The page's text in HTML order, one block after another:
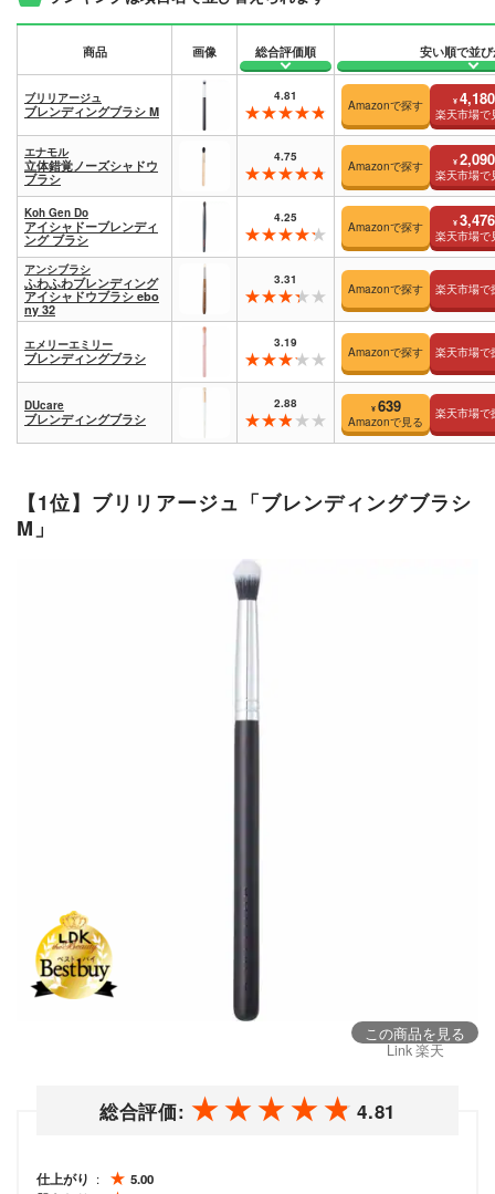
商品 画像 総合評価順 安い順で並
ブリリアージュ
ブレンディングブラシ M
4.81
Amazonで探す ¥ 4,180
楽天市場で
エナモル
立体錯覚ノーズシャドウ
ブラシ
4.75
Amazonで探す ¥ 2,090
楽天市場で
Koh Gen Do
アイシャドーブレンディ
ング ブラシ
4.25
Amazonで探す ¥ 3,476
楽天市場で
アンシブラシ
ふわふわブレンディング
アイシャドウブラシ ebo
ny 32
3.31
Amazonで探す 楽天市場で
エメリーエミリー
ブレンディングブラシ
3.19
Amazonで探す 楽天市場で
DUcare
ブレンディングブラシ
2.88 ¥ 639
Amazonで見る
楽天市場で
【1位】ブリリアージュ「ブレンディングブラシ
M」
この商品を見る
Link 楽天
総合評価: 4.81
仕上がり
5.00